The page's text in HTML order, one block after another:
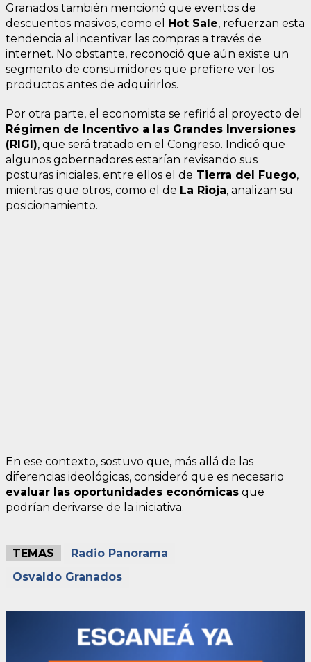
Granados también mencionó que eventos de
descuentos masivos, como el Hot Sale, refuerzan esta
tendencia al incentivar las compras a través de
internet. No obstante, reconoció que aún existe un
segmento de consumidores que prefiere ver los
productos antes de adquirirlos.
Por otra parte, el economista se refirió al proyecto del
Régimen de Incentivo a las Grandes Inversiones
(RIGI), que será tratado en el Congreso. Indicó que
algunos gobernadores estarían revisando sus
posturas iniciales, entre ellos el de Tierra del Fuego,
mientras que otros, como el de La Rioja, analizan su
posicionamiento.
En ese contexto, sostuvo que, más allá de las
diferencias ideológicas, consideró que es necesario
evaluar las oportunidades económicas que
podrían derivarse de la iniciativa.
TEMAS
Radio Panorama
Osvaldo Granados